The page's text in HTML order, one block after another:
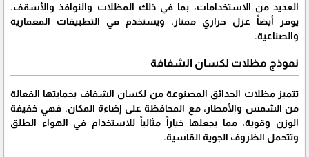
العديد من الاستخدامات، بما في ذلك المظلات والنوافذ والأسقف.
يوفر أيضاً عزل حراري ممتاز، ويستخدم في التطبيقات المعمارية
والصناعية.
نموذج مظلات لكسان الشفافة
تتميز مظلات الحدائق المصنوعة من لكسان الشفاف بحمايتها الفعالة
من الشمس والأمطار، مع المحافظة على إضاءة المكان. فهي خفيفة
الوزن وقوية، مما يجعلها خياراً مثالياً للاستخدام في الهواء الطلق
وتتحمل الظروف الجوية القاسية.